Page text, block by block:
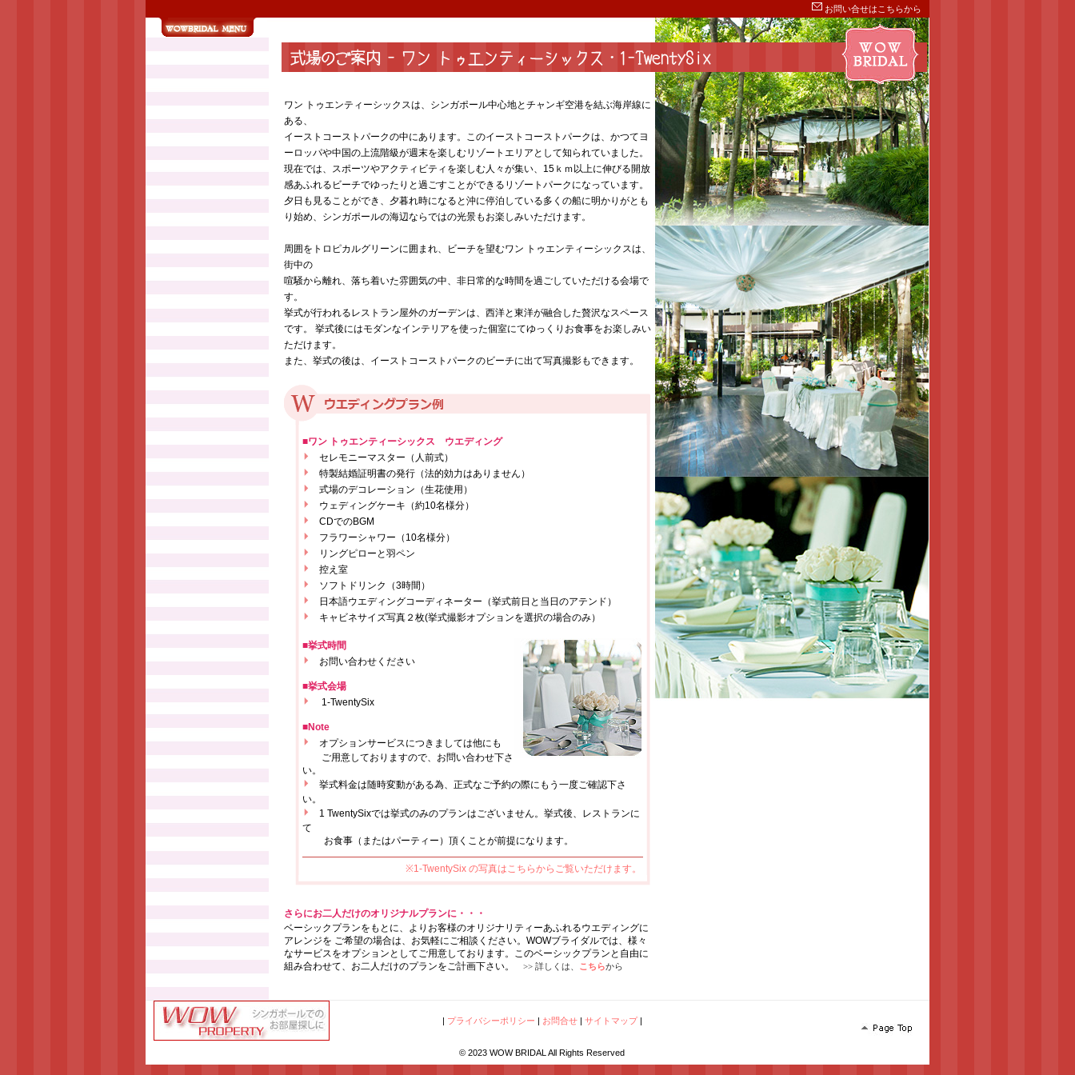
お問い合せはこちらから
ワン トゥエンティーシックスは、シンガポール中心地とチャンギ空港を結ぶ海岸線に
ある、
イーストコーストパークの中にあります。このイーストコーストパークは、かつてヨ
ーロッパや中国の上流階級が週末を楽しむリゾートエリアとして知られていました。
現在では、スポーツやアクティビティを楽しむ人々が集い、15ｋｍ以上に伸びる開放
感あふれるビーチでゆったりと過ごすことができるリゾートパークになっています。
夕日も見ることができ、夕暮れ時になると沖に停泊している多くの船に明かりがとも
り始め、シンガポールの海辺ならではの光景もお楽しみいただけます。
周囲をトロピカルグリーンに囲まれ、ビーチを望むワン トゥエンティーシックスは、
街中の
喧騒から離れ、落ち着いた雰囲気の中、非日常的な時間を過ごしていただける会場で
す。
挙式が行われるレストラン屋外のガーデンは、西洋と東洋が融合した贅沢なスペース
です。 挙式後にはモダンなインテリアを使った個室にてゆっくりお食事をお楽しみい
ただけます。
また、挙式の後は、イーストコーストパークのビーチに出て写真撮影もできます。
■ワン トゥエンティーシックス ウエディング
セレモニーマスター（人前式）
特製結婚証明書の発行（法的効力はありません）
式場のデコレーション（生花使用）
ウェディングケーキ（約10名様分）
CDでのBGM
フラワーシャワー（10名様分）
リングピローと羽ペン
控え室
ソフトドリンク（3時間）
日本語ウエディングコーディネーター（挙式前日と当日のアテンド）
キャビネサイズ写真２枚(挙式撮影オプションを選択の場合のみ）
■挙式時間
お問い合わせください
■挙式会場
1-TwentySix
■Note
オプションサービスにつきましては他にも
ご用意しておりますので、お問い合わせ下さ
い。
挙式料金は随時変動がある為、正式なご予約の際にもう一度ご確認下さ
い。
1 TwentySixでは挙式のみのプランはございません。挙式後、レストランに
て
お食事（またはパーティー）頂くことが前提になります。
※1-TwentySix の写真はこちらからご覧いただけます。
さらにお二人だけのオリジナルプランに・・・
ベーシックプランをもとに、よりお客様のオリジナリティーあふれるウエディングに
アレンジを ご希望の場合は、お気軽にご相談ください。WOWブライダルでは、様々
なサービスをオプションとしてご用意しております。このベーシックプランと自由に
組み合わせて、お二人だけのプランをご計画下さい。
>> 詳しくは、 こちらから
| プライバシーポリシー | お問合せ| サイトマップ|
© 2023 WOW BRIDAL All Rights Reserved